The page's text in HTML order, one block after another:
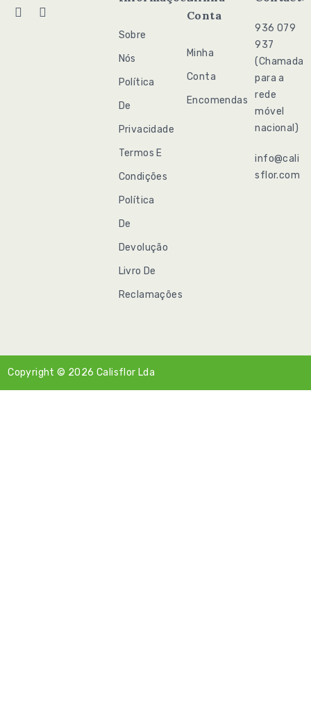
Sobre
Nós
Política
De
Privacidade
Termos E
Condições
Política
De
Devolução
Livro De
Reclamações
Conta
Minha
Conta
Encomendas
936 079
937
(Chamada
para a
rede
móvel
nacional)
info@cali
sflor.com
Copyright © 2026Calisflor Lda